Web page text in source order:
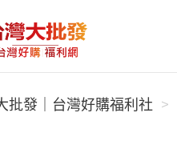
｜台灣好購福利社
批發｜台灣好購福利社